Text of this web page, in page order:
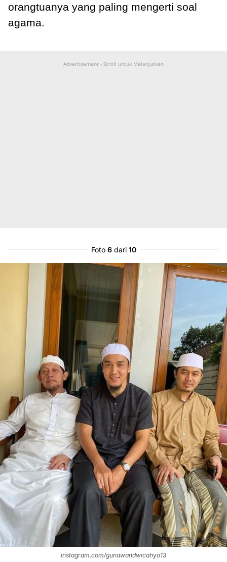
orangtuanya yang paling mengerti soal
agama.
Advertisement - Scroll untuk Melanjutkan
Foto 6dari 10
instagram.com/gunawandwicahyo13